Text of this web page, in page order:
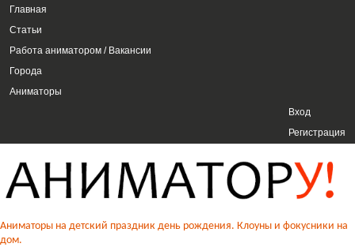
ГЛАВНОЕ МЕНЮ
Главная
Статьи
Работа аниматором / Вакансии
Города
Аниматоры
USER MENU
Вход
Регистрация
Аниматоры на детский
Аниматоры на детский праздник день рождения. Клоуны и фокусники на
дом.